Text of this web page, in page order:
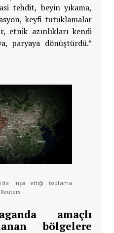
tehdit, beyin yıkama,
keyfi tutuklamalar
etnik azınlıkları kendi
paryaya dönüştürdü.”
inşa ettiği toplama
amaçlı
bölgelere